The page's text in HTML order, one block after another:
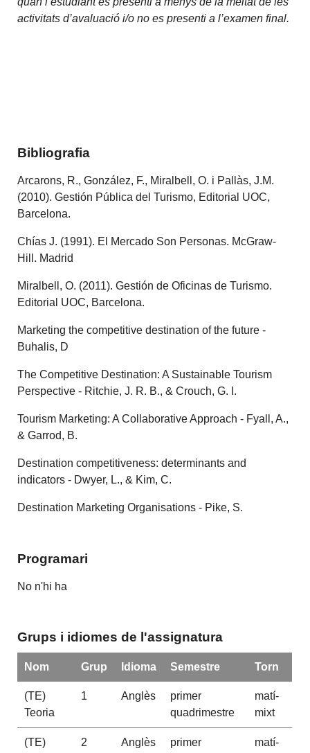
activitats d’avaluació i/o no es presenti a l’examen final.
Bibliografia
Arcarons, R., González, F., Miralbell, O. i Pallàs, J.M.
(2010). Gestión Pública del Turismo, Editorial UOC,
Barcelona.
Chías J. (1991). El Mercado Son Personas. McGraw-
Hill. Madrid
Miralbell, O. (2011). Gestión de Oficinas de Turismo.
Editorial UOC, Barcelona.
Marketing the competitive destination of the future -
Buhalis, D
The Competitive Destination: A Sustainable Tourism
Perspective - Ritchie, J. R. B., & Crouch, G. I.
Tourism Marketing: A Collaborative Approach - Fyall, A.,
& Garrod, B.
Destination competitiveness: determinants and
indicators - Dwyer, L., & Kim, C.
Destination Marketing Organisations - Pike, S.
Programari
No n'hi ha
Grups i idiomes de l'assignatura
Nom Grup Idioma Semestre Torn
(TE)
Teoria
1 Anglès
primer
quadrimestre
matí-
mixt
(TE)
2 Anglès
primer
matí-